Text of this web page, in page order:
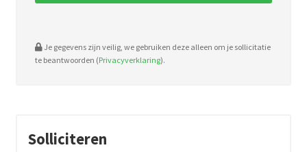
Je gegevens zijn veilig, we gebruiken deze alleen om je sollicitatie
te beantwoorden (Privacyverklaring).
Solliciteren